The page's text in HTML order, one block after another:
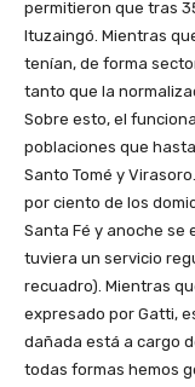
permitieron que tras
Ituzaingó. Mientras
tenían, de forma
tanto que la
Sobre esto, el
poblaciones que
Santo Tomé y
por ciento de los
Santa Fé y anoche se
tuviera un servicio
recuadro). Mientras
expresado por Gatti,
dañada está a cargo
todas formas hemos